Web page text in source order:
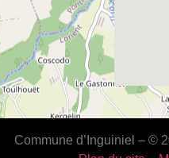
Commune d’Inguiniel – ©